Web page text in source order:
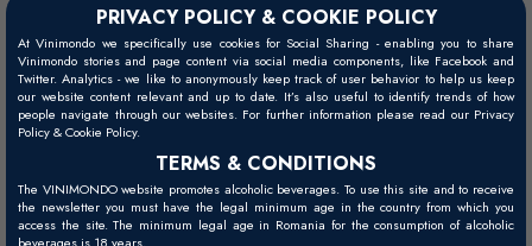
PRIVACY POLICY & COOKIE POLICY
At Vinimondo we specifically use cookies for Social Sharing - enabling you to share
Vinimondo stories and page content via social media components, like Facebook and
Twitter. Analytics - we like to anonymously keep track of user behavior to help us keep
our website content relevant and up to date. It’s also useful to identify trends of how
people navigate through our websites. For further information please read our Privacy
Policy & Cookie Policy.
TERMS & CONDITIONS
The VINIMONDO website promotes alcoholic beverages. To use this site and to receive
the newsletter you must have the legal minimum age in the country from which you
access the site. The minimum legal age in Romania for the consumption of alcoholic
*Poza este doar cu titlu informativ. Anul de recoltă este cel specificat în
numele vinului și în comanda finală.